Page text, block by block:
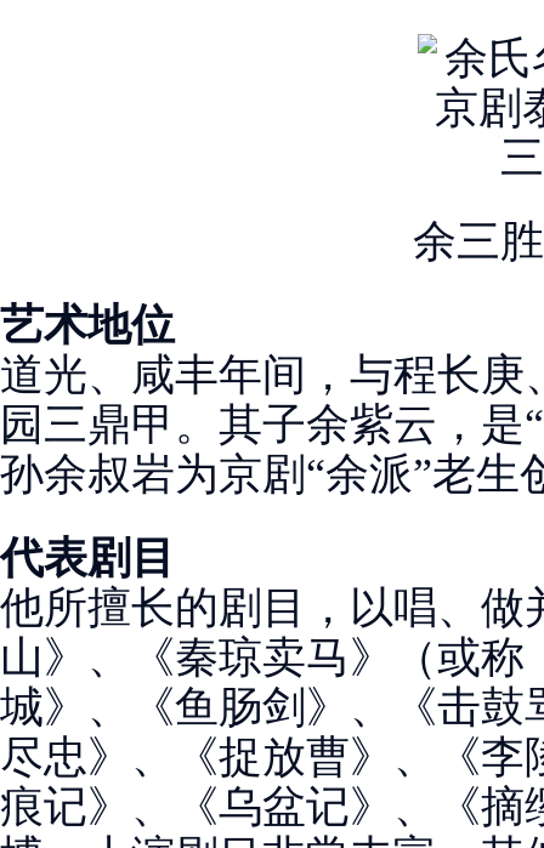
余三
艺术地位
道光、咸丰年间，与程长
园三鼎甲。其子余紫云，
孙余叔岩为京剧“余派”老生
代表剧目
他所擅长的剧目，以唱、做
山》、《秦琼卖马》（或
城》、《鱼肠剑》、《击
尽忠》、《捉放曹》、《
痕记》、《乌盆记》、《